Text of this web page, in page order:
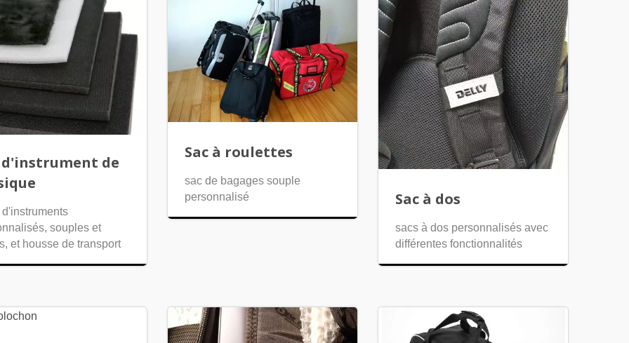
d'instrument de
d'instruments
souples et
et housse de transport
Sac à roulettes
sac de bagages souple
personnalisé
Sac à dos
sacs à dos personnalisés avec
différentes fonctionnalités